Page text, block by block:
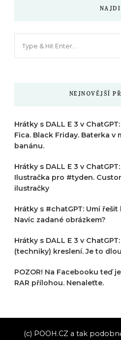
NAJDI
NEJNOVĚJŠÍ
Hrátky s DALL E 3 v
Fica. Black Friday. Baterka v
banánu.
Hrátky s DALL E 3 v
Ilustračka pro #tyden.
ilustračky
Hrátky s #chatGPT: Umí
Navíc zadané obrázkem?
Hrátky s DALL E 3 v
(techniky) kreslení. Je to
POZOR! Na Facebooku teď
RAR přílohou. Nenaleťte.
(c) POOH.CZ a tak